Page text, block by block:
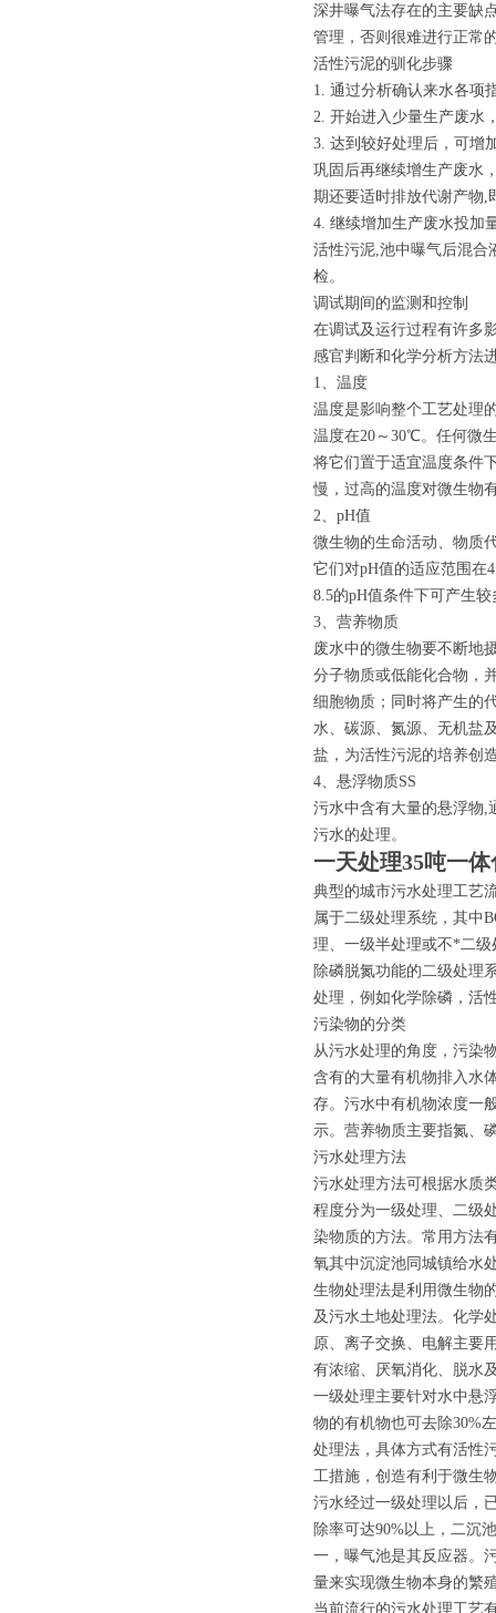
深井曝气法存在的主要缺
管理，否则很难进行正常
活性污泥的驯化步骤
1. 通过分析确认来水各项
2. 开始进入少量生产废水
3. 达到较好处理后，可增
巩固后再继续增生产废水
期还要适时排放代谢产物,
4. 继续增加生产废水投加
活性污泥,池中曝气后混合
检。
调试期间的监测和控制
在调试及运行过程有许多
感官判断和化学分析方法
1、温度
温度是影响整个工艺处理
温度在20～30℃。任何微
将它们置于适宜温度条件
慢，过高的温度对微生物
2、pH值
微生物的生命活动、物质
它们对pH值的适应范围在
8.5的pH值条件下可产生
3、营养物质
废水中的微生物要不断地
分子物质或低能化合物，
细胞物质；同时将产生的
水、碳源、氮源、无机盐
盐，为活性污泥的培养创
4、悬浮物质SS
污水中含有大量的悬浮物,
污水的处理。
一天处理35吨一
典型的城市污水处理工艺
属于二级处理系统，其中
理、一级半处理或不*二级
除磷脱氮功能的二级处理
处理，例如化学除磷，活
污染物的分类
从污水处理的角度，污染
含有的大量有机物排入水
存。污水中有机物浓度一
示。营养物质主要指氮、
污水处理方法
污水处理方法可根据水质
程度分为一级处理、二级
染物质的方法。常用方法
氧其中沉淀池同城镇给水
生物处理法是利用微生物
及污水土地处理法。化学
原、离子交换、电解主要
有浓缩、厌氧消化、脱水
一级处理主要针对水中悬
物的有机物也可去除30%
处理法，具体方式有活性
工措施，创造有利于微生
污水经过一级处理以后，
除率可达90%以上，二沉
一，曝气池是其反应器。
量来实现微生物本身的繁
当前流行的污水处理工艺